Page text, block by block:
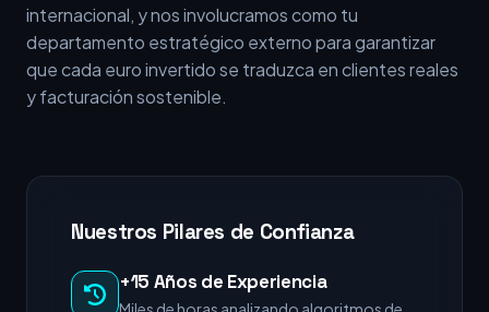
internacional, y nos involucramos como tu
departamento estratégico externo para garantizar
que cada euro invertido se traduzca en clientes reales
y facturación sostenible.
Nuestros Pilares de Confianza
+15 Años de Experiencia